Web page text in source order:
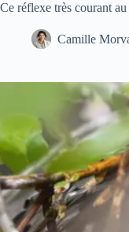
Ce réflexe très courant
Camille